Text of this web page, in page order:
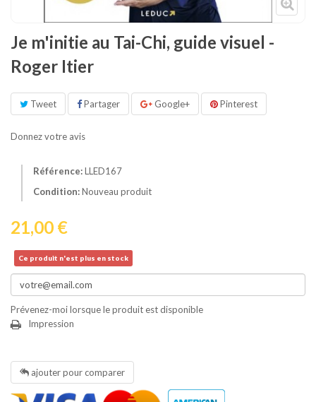
Je m'initie au Tai-Chi, guide visuel -
Roger Itier
Tweet Partager Google+ Pinterest
Donnez votre avis
Référence:LLED167
Condition:Nouveau produit
21,00 €
Ce produit n'est plus en stock
Prévenez-moi lorsque le produit est disponible
Impression
ajouter pour comparer